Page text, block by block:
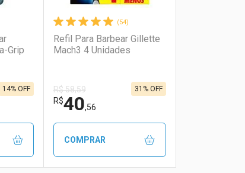
Grip
14% OFF
(54)
Refil Para Barbear Gillette
Mach3 4 Unidades
R$ 58,59
R$40,56
31% OFF
COMPRAR